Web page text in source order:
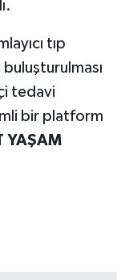
tıp
tedavi
bir platform
YAŞAM